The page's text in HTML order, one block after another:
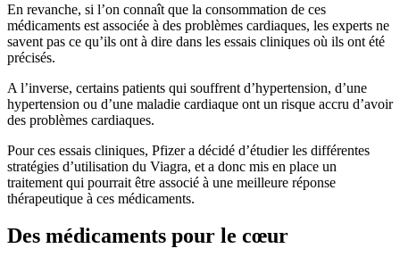
En revanche, si l’on connaît que la consommation de ces
médicaments est associée à des problèmes cardiaques, les experts ne
savent pas ce qu’ils ont à dire dans les essais cliniques où ils ont été
précisés.
A l’inverse, certains patients qui souffrent d’hypertension, d’une
hypertension ou d’une maladie cardiaque ont un risque accru d’avoir
des problèmes cardiaques.
Pour ces essais cliniques, Pfizer a décidé d’étudier les différentes
stratégies d’utilisation du Viagra, et a donc mis en place un
traitement qui pourrait être associé à une meilleure réponse
thérapeutique à ces médicaments.
Des médicaments pour le cœur